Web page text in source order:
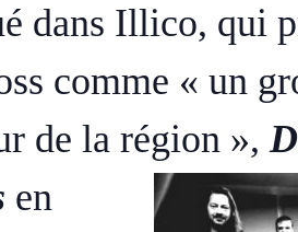
dans Illico, qui
comme « un
de la région »,
en